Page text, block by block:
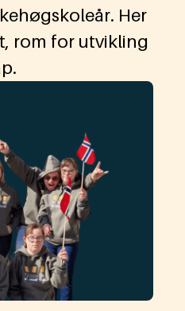
Her
rom for utvikling